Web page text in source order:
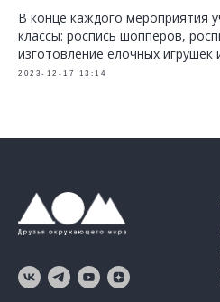
В конце каждого мероприятия
классы: роспись шопперов,
изготовление ёлочных игрушек
2023-12-17 13:14